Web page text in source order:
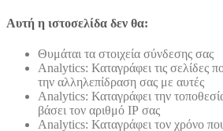
Αυτή η ιστοσελίδα δεν θα:
Θυμάται τα στοιχεία σύνδεσης σας
Analytics: Καταγράφει τις σελίδες
την αλληλεπίδραση σας με αυτές
Analytics: Καταγράφει την
βάσει τον αριθμό ΙΡ σας
Analytics: Καταγράφει τον χρόνο